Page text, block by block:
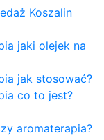
Koszalin
jaki olejek na
jak stosować?
co to jest?
aromaterapia?